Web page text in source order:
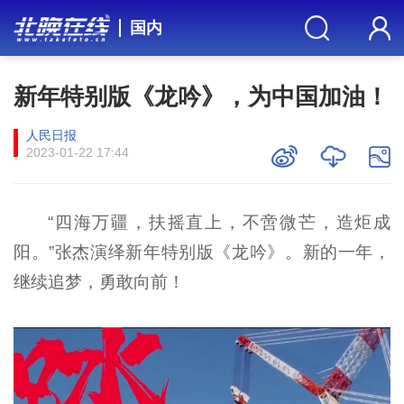
国内
新年特别版《龙吟》，为中国加油！
人民日报
2023-01-22 17:44
“四海万疆，扶摇直上，不啻微芒，造炬成
阳。”张杰演绎新年特别版《龙吟》。新的一年，
继续追梦，勇敢向前！